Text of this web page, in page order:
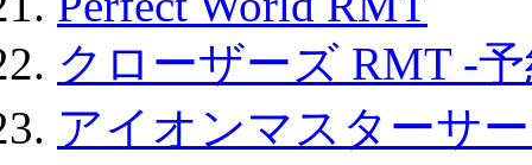
クローザーズ RMT -
アイオンマスターサ